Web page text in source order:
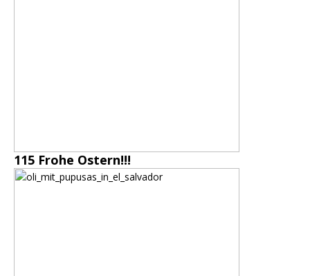
115 Frohe Ostern!!!